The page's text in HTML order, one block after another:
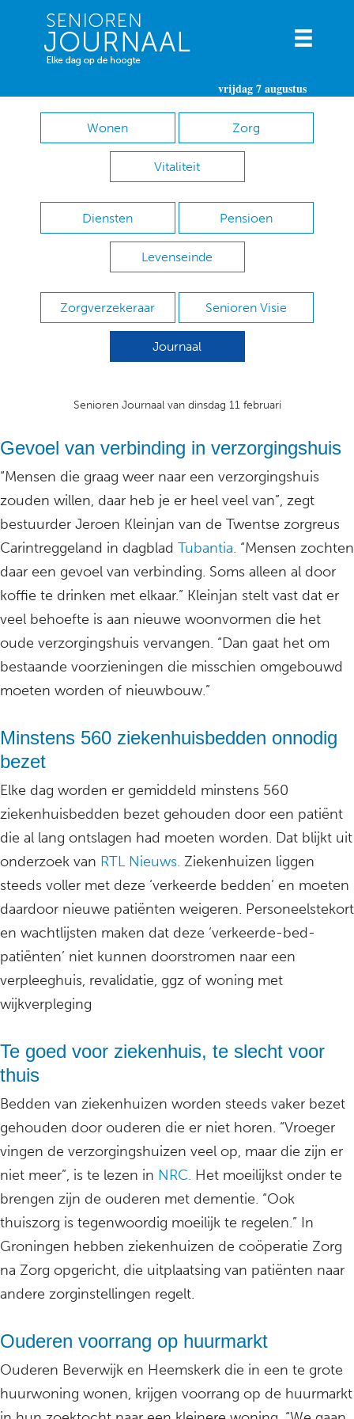
vrijdag 7 augustus
Wonen Zorg
Vitaliteit
Diensten Pensioen
Levenseinde
Zorgverzekeraar Senioren Visie
Journaal
Senioren Journaal van dinsdag 11 februari
Gevoel van verbinding in verzorgingshuis
“Mensen die graag weer naar een verzorgingshuis
zouden willen, daar heb je er heel veel van”, zegt
bestuurder Jeroen Kleinjan van de Twentse zorgreus
Carintreggeland in dagblad Tubantia. “Mensen zochten
daar een gevoel van verbinding. Soms alleen al door
koffie te drinken met elkaar.” Kleinjan stelt vast dat er
veel behoefte is aan nieuwe woonvormen die het
oude verzorgingshuis vervangen. “Dan gaat het om
bestaande voorzieningen die misschien omgebouwd
moeten worden of nieuwbouw.”
Minstens 560 ziekenhuisbedden onnodig
bezet
Elke dag worden er gemiddeld minstens 560
ziekenhuisbedden bezet gehouden door een patiënt
die al lang ontslagen had moeten worden. Dat blijkt uit
onderzoek van RTL Nieuws. Ziekenhuizen liggen
steeds voller met deze ‘verkeerde bedden’ en moeten
daardoor nieuwe patiënten weigeren. Personeelstekort
en wachtlijsten maken dat deze ‘verkeerde-bed-
patiënten’ niet kunnen doorstromen naar een
verpleeghuis, revalidatie, ggz of woning met
wijkverpleging
Te goed voor ziekenhuis, te slecht voor
thuis
Bedden van ziekenhuizen worden steeds vaker bezet
gehouden door ouderen die er niet horen. “Vroeger
vingen de verzorgingshuizen veel op, maar die zijn er
niet meer”, is te lezen in NRC. Het moeilijkst onder te
brengen zijn de ouderen met dementie. “Ook
thuiszorg is tegenwoordig moeilijk te regelen.” In
Groningen hebben ziekenhuizen de coöperatie Zorg
na Zorg opgericht, die uitplaatsing van patiënten naar
andere zorginstellingen regelt.
Ouderen voorrang op huurmarkt
Ouderen Beverwijk en Heemskerk die in een te grote
huurwoning wonen, krijgen voorrang op de huurmarkt